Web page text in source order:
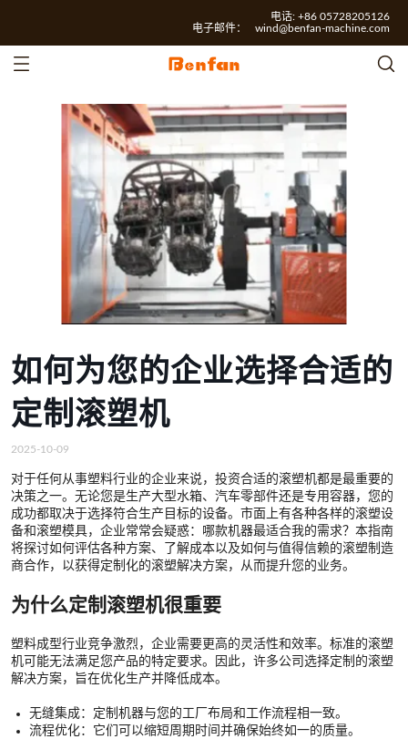
电话: +86 05728205126
电子邮件： wind@benfan-machine.com
如何为您的企业选择合适的
定制滚塑机
2025-10-09
对于任何从事塑料行业的企业来说，投资合适的滚塑机都是最重要的
决策之一。无论您是生产大型水箱、汽车零部件还是专用容器，您的
成功都取决于选择符合生产目标的设备。市面上有各种各样的滚塑设
备和滚塑模具，企业常常会疑惑：哪款机器最适合我的需求？本指南
将探讨如何评估各种方案、了解成本以及如何与值得信赖的滚塑制造
商合作，以获得定制化的滚塑解决方案，从而提升您的业务。
为什么定制滚塑机很重要
塑料成型行业竞争激烈，企业需要更高的灵活性和效率。标准的滚塑
机可能无法满足您产品的特定要求。因此，许多公司选择定制的滚塑
解决方案，旨在优化生产并降低成本。
无缝集成：定制机器与您的工厂布局和工作流程相一致。
流程优化：它们可以缩短周期时间并确保始终如一的质量。